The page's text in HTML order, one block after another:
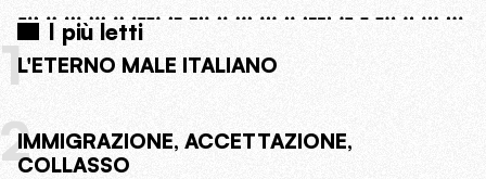
I più letti
1L'ETERNO MALE ITALIANO
2IMMIGRAZIONE, ACCETTAZIONE,
COLLASSO